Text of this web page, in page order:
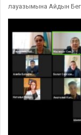
лауазымына Айдын